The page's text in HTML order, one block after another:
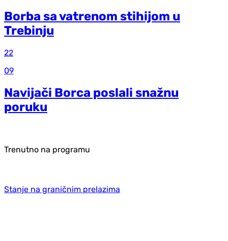
Borba sa vatrenom stihijom u
Trebinju
22
09
Navijači Borca poslali snažnu
poruku
Trenutno na programu
Stanje na graničnim prelazima